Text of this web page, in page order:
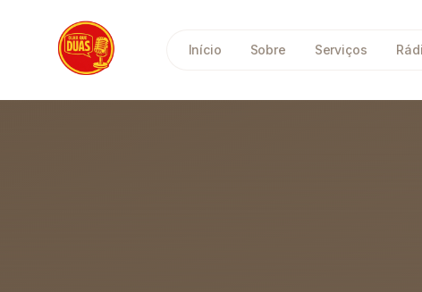
Início Sobre Serviços